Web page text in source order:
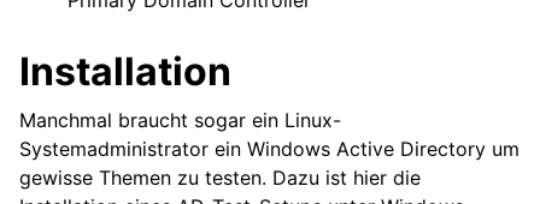
Installation
Manchmal braucht sogar ein Linux-
Systemadministrator ein Windows Active Directory um
gewisse Themen zu testen. Dazu ist hier die